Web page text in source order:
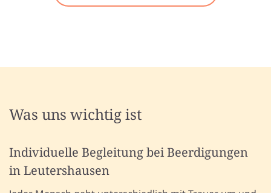
Was uns wichtig ist
Individuelle Begleitung bei Beerdigungen
in Leutershausen